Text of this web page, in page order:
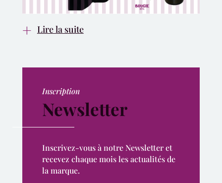
Lire la suite
Inscription
Newsletter
Inscrivez-vous à notre Newsletter et
recevez chaque mois les actualités de
la marque.